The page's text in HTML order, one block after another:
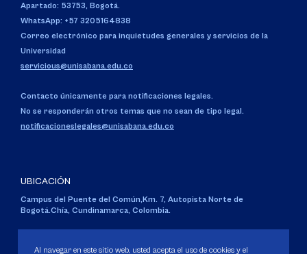
Apartado: 53753, Bogotá.
WhatsApp: +57 3205164838
Correo electrónico para inquietudes generales y servicios de la
Universidad
servicious@unisabana.edu.co
Contacto únicamente para notificaciones legales.
No se responderán otros temas que no sean de tipo legal.
notificacioneslegales@unisabana.edu.co
UBICACIÓN
Campus del Puente del Común,Km. 7, Autopista Norte de
Bogotá.Chía, Cundinamarca, Colombia.
Personería Jurídica:Resolución 130 del 14 de enero de 1980.
Al navegar en este sitio web, usted acepta el uso de cookies y el